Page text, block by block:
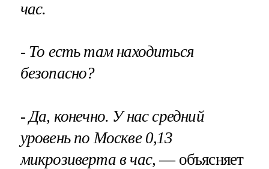
час.
- То есть там находиться
безопасно?
- Да, конечно. У нас средний
уровень по Москве 0,13
микрозиверта в час, — объясняет